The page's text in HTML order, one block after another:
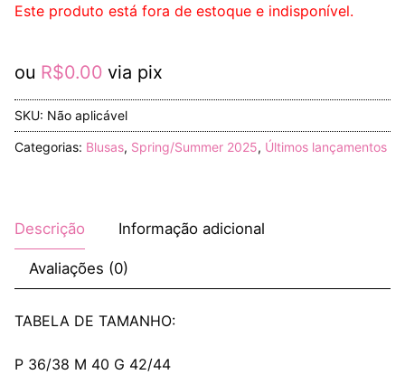
Este produto está fora de estoque e indisponível.
ou R$0.00 via pix
SKU: Não aplicável
Categorias: Blusas, Spring/Summer 2025, Últimos lançamentos
Descrição Informação adicional
Avaliações (0)
TABELA DE TAMANHO:
P 36/38 M 40 G 42/44